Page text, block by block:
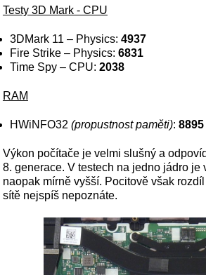
Testy 3D Mark - CPU
3DMark 11 – Physics: 4937
Fire Strike – Physics: 6831
Time Spy – CPU: 2038
RAM
HWiNFO32 (propustnost paměti): 8895
Výkon počítače je velmi slušný a
8. generace. V testech na jedno jádro
naopak mírně vyšší. Pocitově však
sítě nejspíš nepoznáte.